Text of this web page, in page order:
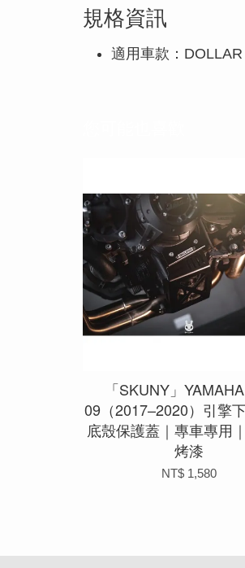
規格資訊
適用車款：
「SKUNY」
09（2017–2020）引擎
底殼保護蓋｜專車專用
烤漆
NT$ 1,580